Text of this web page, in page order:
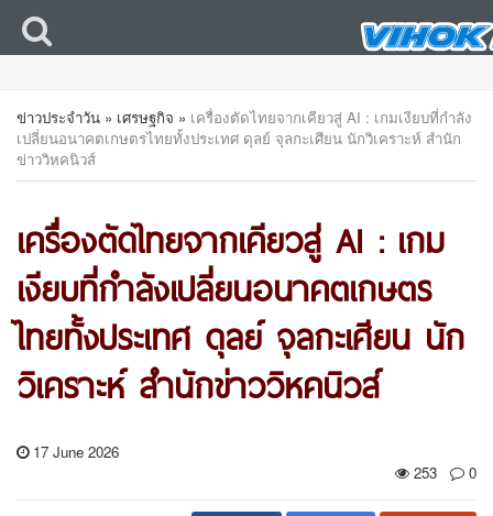
ข่าวประจำวัน » เศรษฐกิจ » เครื่องตัดไทยจากเคียวสู่ AI : เกมเงียบที่กำลัง
เปลี่ยนอนาคตเกษตรไทยทั้งประเทศ ดุลย์ จุลกะเศียน นักวิเคราะห์ สำนัก
ข่าววิหคนิวส์
เครื่องตัดไทยจากเคียวสู่ AI : เกม
เงียบที่กำลังเปลี่ยนอนาคตเกษตร
ไทยทั้งประเทศ ดุลย์ จุลกะเศียน นัก
วิเคราะห์ สำนักข่าววิหคนิวส์
17 June 2026
253
0